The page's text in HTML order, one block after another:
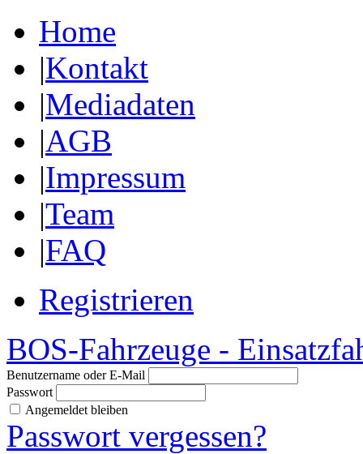
Home
|Kontakt
|Mediadaten
|AGB
|Impressum
|Team
|FAQ
Registrieren
BOS-Fahrzeuge -
Benutzername oder E-Mail
Passwort
Angemeldet bleiben
Passwort vergessen?